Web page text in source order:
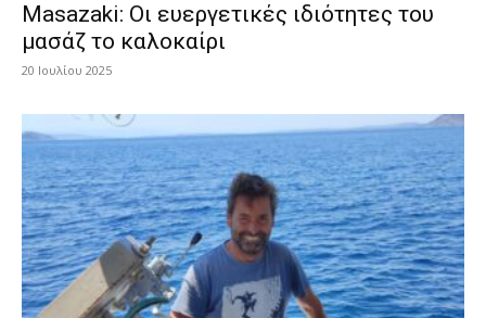
Masazaki: Οι ευεργετικές ιδιότητες του
μασάζ το καλοκαίρι
20 Ιουλίου 2025